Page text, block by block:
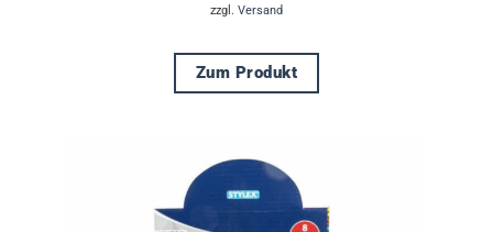
zzgl. Versand
Zum Produkt
mehrere
Varianten